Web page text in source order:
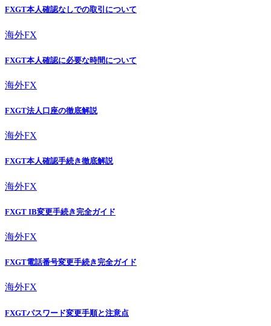
FXGT本人確認なしでの取引について
海外FX
FXGT本人確認に必要な時間について
海外FX
FXGT法人口座の徹底解説
海外FX
FXGT本人確認手続き徹底解説
海外FX
FXGT IB変更手続き完全ガイド
海外FX
FXGT電話番号変更手続き完全ガイド
海外FX
FXGTパスワード変更手順と注意点